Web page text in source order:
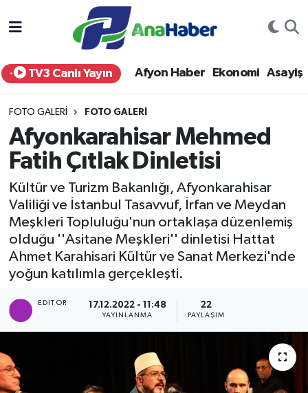
TV3 Canlı Yayın Afyon Haber Ekonomi Asayiş
FOTO GALERI FOTO GALERI
Afyonkarahisar Mehmed
Fatih Çıtlak Dinletisi
Kültür ve Turizm Bakanlığı, Afyonkarahisar
Valiliği ve İstanbul Tasavvuf, İrfan ve Meydan
Meşkleri Topluluğu'nun ortaklaşa düzenlemiş
olduğu ''Asitane Meşkleri'' dinletisi Hattat
Ahmet Karahisari Kültür ve Sanat Merkezi'nde
yoğun katılımla gerçekleşti.
EDITÖR 17.12.2022 - 11:48
YAYINLANMA
22
PAYLAŞIM
Yurt Haber
Afyon Haber
Siyaset
Spor
Eğitim
Sağlık
Teknoloji
Kültür - Sanat
Afyonkarahisar Nöbetçi Eczaneler
Afyonkarahisar Hava Durumu
Afyonkarahisar Trafik Yoğunluk Haritası
Süper Lig Puan Durumu ve Fikstür
Tüm Manşetler
Son Dakika Haberleri
Haber Arşivi